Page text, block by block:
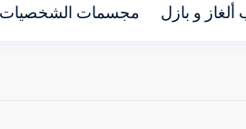
ألغاز و بازل مجسمات الشخصيات